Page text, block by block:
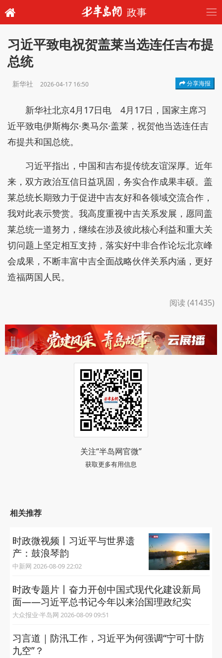
政事
习近平致电祝贺盖莱当选连任吉布提
总统
新华社 2026-04-17 16:50 分享海报
新华社北京4月17日电 4月17日，国家主席习
近平致电伊斯梅尔·奥马尔·盖莱，祝贺他当选连任吉
布提共和国总统。
习近平指出，中国和吉布提传统友谊深厚。近年
来，双方政治互信日益巩固，务实合作成果丰硕。盖
莱总统长期致力于促进中吉友好和各领域交流合作，
我对此表示赞赏。我高度重视中吉关系发展，愿同盖
莱总统一道努力，继续在涉及彼此核心利益和重大关
切问题上坚定相互支持，落实好中非合作论坛北京峰
会成果，不断丰富中吉全面战略伙伴关系内涵，更好
造福两国人民。
阅读 (41435)
关注“半岛网官微”
获取更多有用信息
相关推荐
时政微视频丨习近平与世界遗
产：鼓浪琴韵
中新网 2026-08-09 22:02
时政专题片丨奋力开创中国式现代化建设新局
面——习近平总书记今年以来治国理政纪实
大众报业·半岛网 2026-08-09 09:51
习言道｜防汛工作，习近平为何强调“宁可十防
九空”？